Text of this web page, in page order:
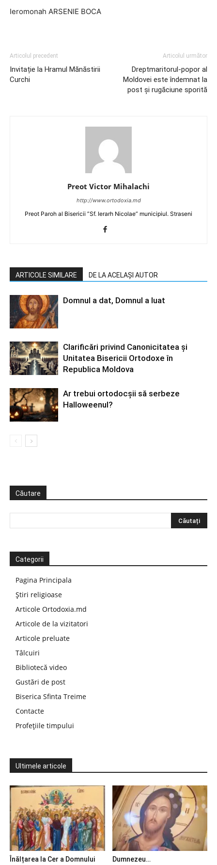
Ieromonah ARSENIE BOCA
Articolul precedent
Invitație la Hramul Mănăstirii
Curchi
Articolul următor
Dreptmaritorul-popor al
Moldovei este îndemnat la
post și rugăciune sporită
Preot Victor Mihalachi
http://www.ortodoxia.md
Preot Paroh al Bisericii ”Sf. Ierarh Nicolae” municipiul. Straseni
ARTICOLE SIMILARE DE LA ACELAȘI AUTOR
Domnul a dat, Domnul a luat
Clarificări privind Canonicitatea și
Unitatea Bisericii Ortodoxe în
Republica Moldova
Ar trebui ortodocşii să serbeze
Halloweenul?
Căutare
Categorii
Pagina Principala
Știri religioase
Articole Ortodoxia.md
Articole de la vizitatori
Articole preluate
Tâlcuiri
Bibliotecă video
Gustări de post
Biserica Sfinta Treime
Contacte
Profețiile timpului
Ultimele articole
Înălțarea la Cer a Domnului
Dumnezeu…